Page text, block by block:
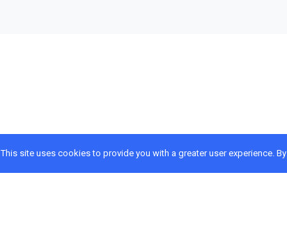
This site uses cookies to provide you with a greater user experience.